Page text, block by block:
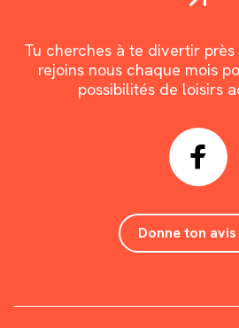
Tu cherches à te divertir
rejoins nous chaque mois
possibilités de loisirs
Donne ton avis